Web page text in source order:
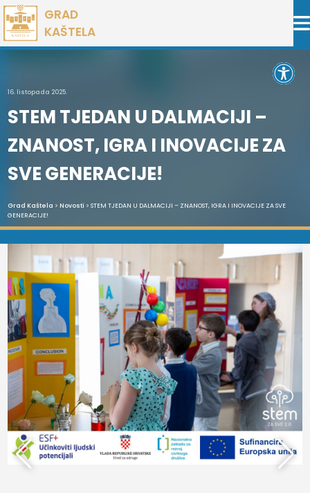
Preskoči
na
sadržaj
GRAD
KAŠTELA
16. listopada 2025.
STEM TJEDAN U DALMACIJI –
ZNANOST, IGRA I INOVACIJE ZA
SVE GENERACIJE!
Grad Kaštela > Novosti > STEM TJEDAN U DALMACIJI – ZNANOST, IGRA I INOVACIJE ZA SVE
GENERACIJE!